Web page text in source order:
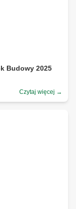
Budowy 2025
Czytaj więcej →